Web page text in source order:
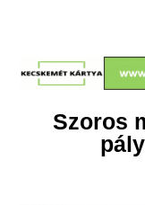
Szoros